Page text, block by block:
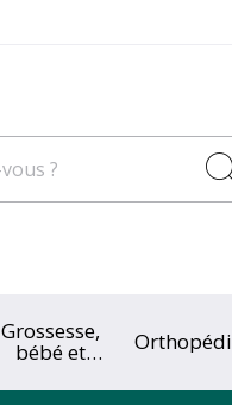
Grossesse,
bébé et